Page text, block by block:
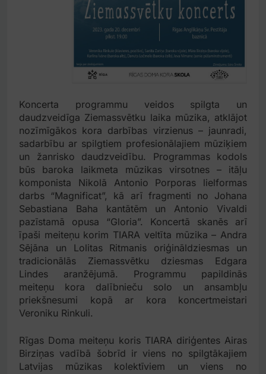
Koncerta programmu veidos spilgta un
daudzveidīga Ziemassvētku laika mūzika, atklājot
nozīmīgākos kora darbības virzienus – jaunradi,
sadarbību ar spilgtiem profesionālajiem mūziķiem
un žanrisko daudzveidību. Programmas kodols
būs baroka laikmeta mūzikas virsotnes – itāļu
komponista Nikolā Antonio Porporas lielformas
darbs “Magnificat”, kā arī fragmenti no Johana
Sebastiana Baha kantātēm un Antonio Vivaldi
pazīstamā opusa “Gloria”. Koncertā skanēs arī
īpaši meiteņu korim TIARA veltīta mūzika – Andra
Sējāna un Lolitas Ritmanis oriģināldziesmas un
tradicionālās Ziemassvētku dziesmas Edgara
Lindes aranžējumā. Programmu papildinās
meiteņu kora dalībnieču solo un ansambļu
priekšnesumi kopā ar kora koncertmeistari
Veroniku Rinkuli.
Rīgas Doma meiteņu koris TIARA diriģentes Airas
Birziņas vadībā šobrīd ir viens no spilgtākajiem
Latvijas mūzikas kolektīviem un viens no